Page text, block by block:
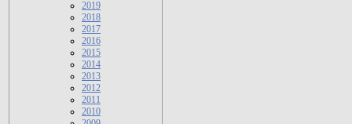
2019
2018
2017
2016
2015
2014
2013
2012
2011
2010